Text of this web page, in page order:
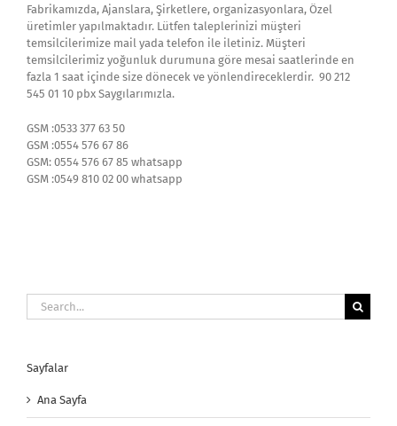
Fabrikamızda, Ajanslara, Şirketlere, organizasyonlara, Özel
üretimler yapılmaktadır. Lütfen taleplerinizi müşteri
temsilcilerimize mail yada telefon ile iletiniz. Müşteri
temsilcilerimiz yoğunluk durumuna göre mesai saatlerinde en
fazla 1 saat içinde size dönecek ve yönlendireceklerdir. 90 212
545 01 10 pbx Saygılarımızla.
GSM :0533 377 63 50
GSM :0554 576 67 86
GSM: 0554 576 67 85 whatsapp
GSM :0549 810 02 00 whatsapp
Search
for:
Sayfalar
Ana Sayfa